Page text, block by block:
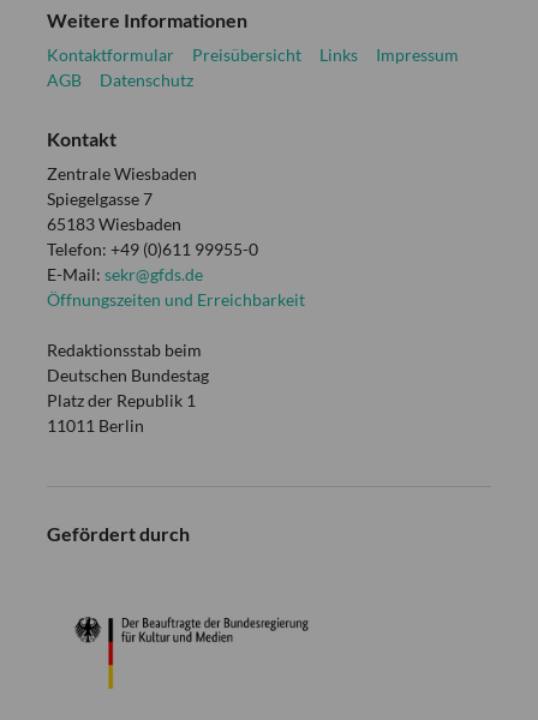
Weitere Informationen
Kontaktformular Preisübersicht Links
Impressum
AGB
Datenschutz
Kontakt
Zentrale Wiesbaden
Spiegelgasse 7
65183 Wiesbaden
Telefon: +49 (0)611 99955-0
E-Mail: sekr@gfds.de
Öffnungszeiten und Erreichbarkeit
Redaktionsstab beim
Deutschen Bundestag
Platz der Republik 1
11011 Berlin
Gefördert durch